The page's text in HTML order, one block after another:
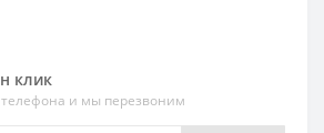
клик
и мы перезвоним